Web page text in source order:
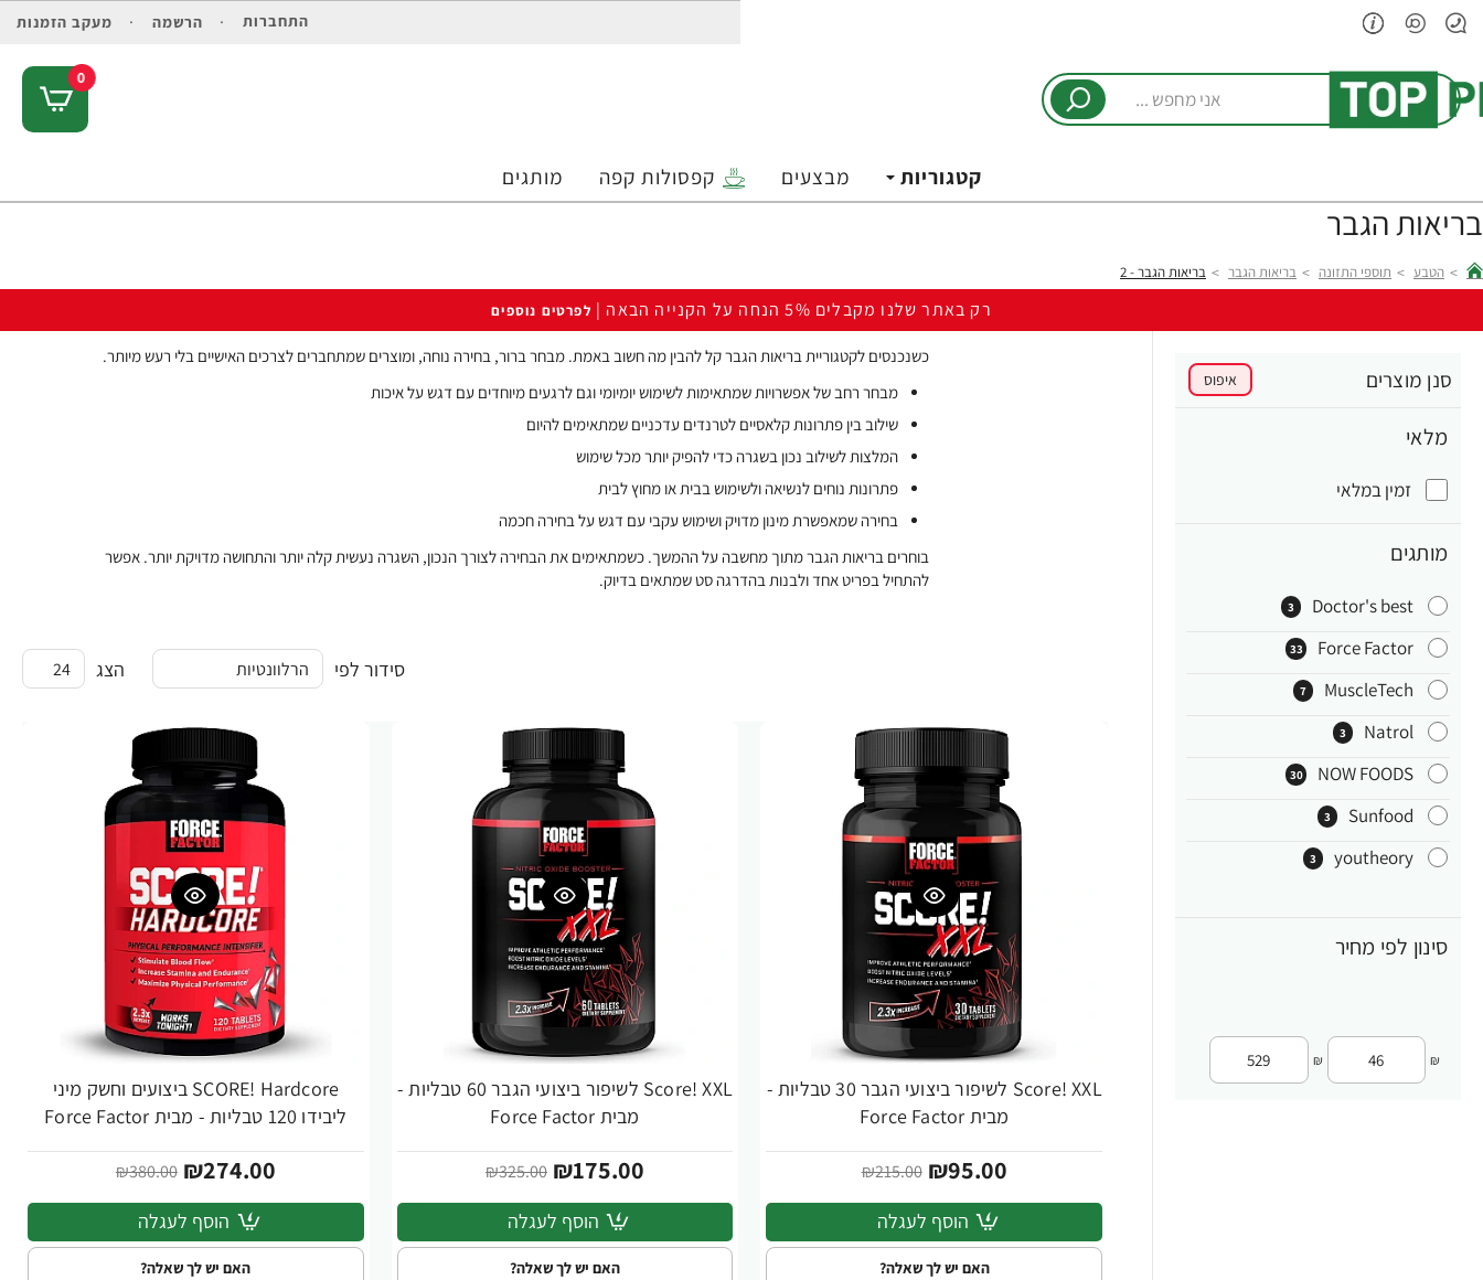
התחברות הרשמה מעקב הזמנות
מחפש
0
קטגוריות מבצעים קפסולות קפה מותגים
בריאות הגבר
home
הטבע תוספי התזונה בריאות הגבר בריאות הגבר - 2
רק באתר שלנו מקבלים 5% הנחה על הקנייה הבאה | לפרטים נוספים
סנן מוצרים איפוס
מלאי
זמין במלאי
מותגים
Doctor's best
3
Force Factor‏
33
MuscleTech
7
Natrol
3
NOW FOODS
30
Sunfood
3
youtheory
3
סינון לפי מחיר
₪
₪
כשנכנסים לקטגוריית בריאות הגבר קל להבין מה חשוב באמת. מבחר ברור, בחירה נוחה, ומוצרים שמתחברים לצרכים האישיים בלי רעש מיותר.
מבחר רחב של אפשרויות שמתאימות לשימוש יומיומי וגם לרגעים מיוחדים עם דגש על איכות
שילוב בין פתרונות קלאסיים לטרנדים עדכניים שמתאימים להיום
המלצות לשילוב נכון בשגרה כדי להפיק יותר מכל שימוש
פתרונות נוחים לנשיאה ולשימוש בבית או מחוץ לבית
בחירה שמאפשרת מינון מדויק ושימוש עקבי עם דגש על בחירה חכמה
בוחרים בריאות הגבר מתוך מחשבה על ההמשך. כשמתאימים את הבחירה לצורך הנכון, השגרה נעשית קלה יותר והתחושה מדויקת יותר. אפשר
להתחיל בפריט אחד ולבנות בהדרגה סט שמתאים בדיוק.
סידור לפי הצג
-56%
Score! XXL לשיפור ביצועי הגבר 30 טבליות -
מבית Force Factor
₪95.00
₪215.00
הוסף לעגלה
האם יש לך שאלה?
-46%
Score! XXL לשיפור ביצועי הגבר 60 טבליות -
מבית Force Factor
₪175.00
₪325.00
הוסף לעגלה
האם יש לך שאלה?
-28%
SCORE!‎ Hardcore ביצועים וחשק מיני
ליבידו 120 טבליות - מבית Force Factor
₪274.00
₪380.00
הוסף לעגלה
האם יש לך שאלה?